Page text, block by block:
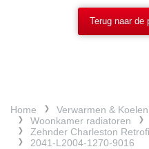
Terug naar de
Home Verwarmen & Koelen
Woonkamer radiatoren
Zehnder Charleston
2041-L2004-1270-9016